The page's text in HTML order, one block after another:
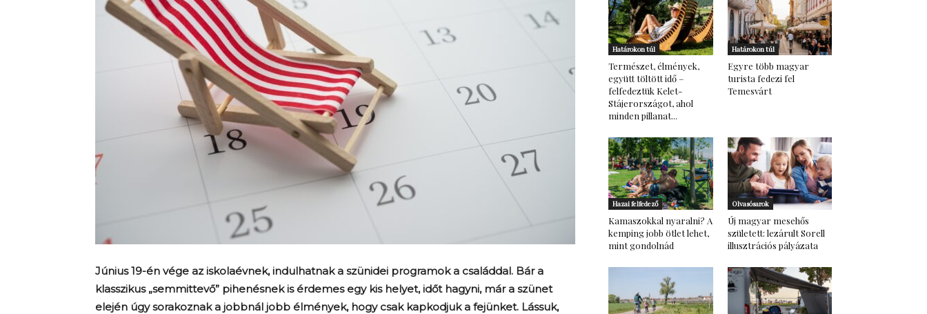
család
Június 19-én vége az iskolaévnek, indulhatnak a szünidei programok a családdal. Bár a
klasszikus „semmittevő” pihenésnek is érdemes egy kis helyet, időt hagyni, már a szünet
elején úgy sorakoznak a jobbnál jobb élmények, hogy csak kapkodjuk a fejünket. Lássuk,
Határokon túl
Természet, élmények,
együtt töltött idő –
felfedeztük Kelet-
Stájerországot, ahol
minden pillanat...
Határokon túl
Egyre több magyar
turista fedezi fel
Temesvárt
Hazai felfedező
Kamaszokkal nyaralni? A
kemping jobb ötlet lehet,
mint gondolnád
Olvasósarok
Új magyar mesehős
született: lezárult Sorell
illusztrációs pályázata